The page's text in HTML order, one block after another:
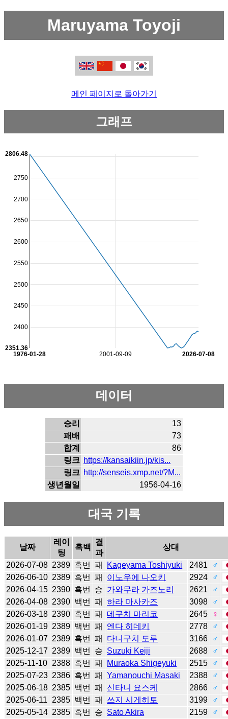
Maruyama Toyoji
메인 페이지로 돌아가기
그래프
2001-09-09
1976-01-28 2026-07-08
2400
2450
2500
2550
2600
2650
2700
2750
2351.36
2806.48
데이터
승리
13
패배
73
합계
86
링크 https://kansaikiin.jp/kis...
링크 http://senseis.xmp.net/?M...
생년월일
1956-04-16
대국 기록
날짜
레이
팅
흑백
결
과
상대
2026-07-08 2389 흑번 패 Kageyama Toshiyuki 2481
♂
2026-06-10 2389 흑번 패 이노우에 나오키 2924
♂
2026-04-15 2390 흑번 승 가와무라 가즈노리 2621
♂
2026-04-08 2390 백번 패 하라 마사카즈 3098
♂
2026-03-18 2390 흑번 패 데구치 마리코 2645
♀
2026-01-19 2389 백번 패 엔다 히데키 2778
♂
2026-01-07 2389 흑번 패 다니구치 도루 3166
♂
2025-12-17 2389 백번 승 Suzuki Keiji 2688
♂
2025-11-10 2388 흑번 패 Muraoka Shigeyuki 2515
♂
2025-07-23 2386 흑번 패 Yamanouchi Masaki 2388
♂
2025-06-18 2385 백번 패 신타니 요스케 2866
♂
2025-06-11
2385 백번 패 쓰지 시게히토 3199
♂
2025-05-14 2385 흑번 승 Sato Akira 2159
♂